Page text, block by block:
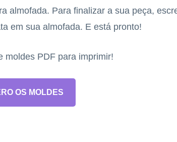
almofada. Para finalizar a sua peça,
em sua almofada. E está pronto!
moldes PDF para imprimir!
OS MOLDES